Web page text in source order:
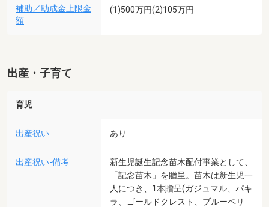
補助／助成金上限金
額
(1)500万円(2)105万円
出産・子育て
育児
出産祝い あり
出産祝い-備考
新生児誕生記念苗木配付事業として、
「記念苗木」を贈呈。苗木は新生児一
人につき、1本贈呈(ガジュマル、パキ
ラ、ゴールドクレスト、ブルーベリ